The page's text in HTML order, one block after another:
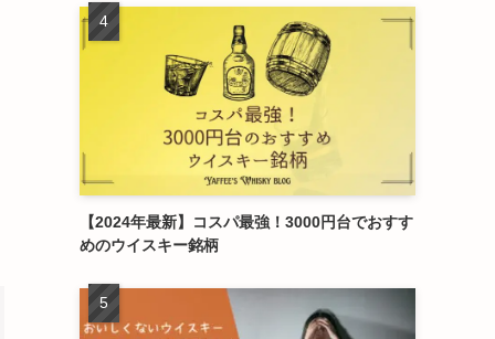
【2024年最新】コスパ最強！3000円台でおすす
めのウイスキー銘柄